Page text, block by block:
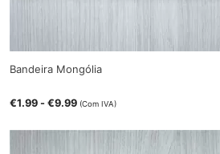
Bandeira Mongólia
€1.99 -€9.99 (Com IVA)